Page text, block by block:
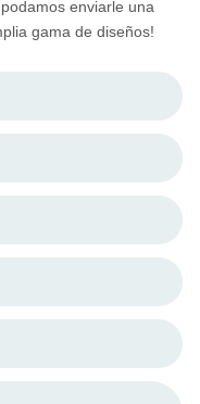
enviarle una
gama de diseños!